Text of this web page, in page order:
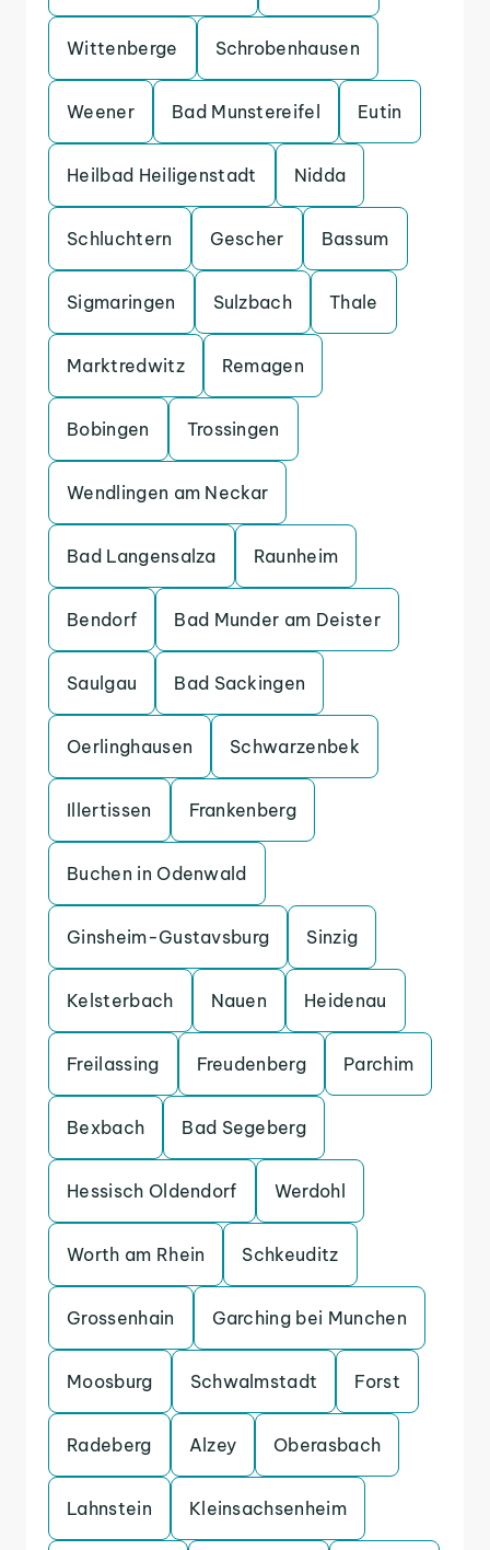
Wittenberge Schrobenhausen
Weener Bad Munstereifel Eutin
Heilbad Heiligenstadt Nidda
Schluchtern Gescher Bassum
Sigmaringen Sulzbach Thale
Marktredwitz Remagen
Bobingen Trossingen
Wendlingen am Neckar
Bad Langensalza Raunheim
Bendorf Bad Munder am Deister
Saulgau Bad Sackingen
Oerlinghausen Schwarzenbek
Illertissen Frankenberg
Buchen in Odenwald
Ginsheim-Gustavsburg Sinzig
Kelsterbach Nauen Heidenau
Freilassing Freudenberg Parchim
Bexbach Bad Segeberg
Hessisch Oldendorf Werdohl
Worth am Rhein Schkeuditz
Grossenhain Garching bei Munchen
Moosburg Schwalmstadt Forst
Radeberg Alzey Oberasbach
Lahnstein Kleinsachsenheim